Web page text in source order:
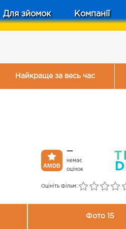
Для зйомок Компанії
Найкраще за весь час
—
немає
оцінок
Оцініть фільм:
Фото 15